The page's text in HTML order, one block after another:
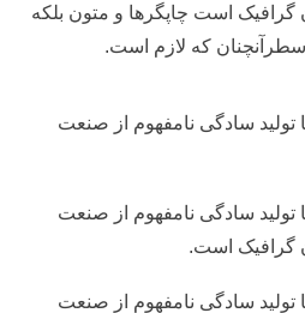
گرافیک است چاپگرها و متون بلکه
که لازم است.
تولید سادگی نامفهوم از صنعت
تولید سادگی نامفهوم از صنعت
گرافیک است.
تولید سادگی نامفهوم از صنعت